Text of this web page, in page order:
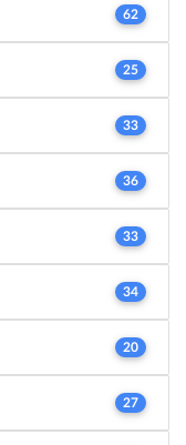
62
25
33
36
33
34
20
27